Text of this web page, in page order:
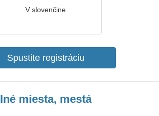
V slovenčine
Spustite registráciu
Iné miesta, mestá